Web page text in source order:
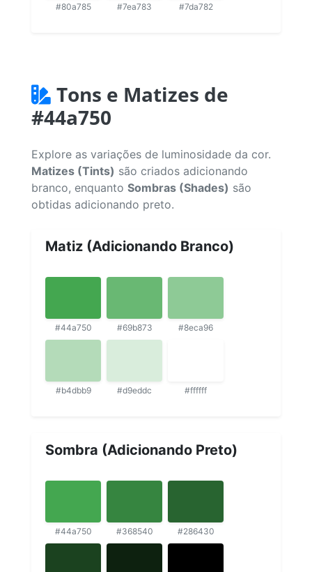
#80a785 #7ea783 #7da782
Tons e Matizes de
#44a750
Explore as variações de luminosidade da cor.
Matizes (Tints) são criados adicionando
branco, enquanto Sombras (Shades) são
obtidas adicionando preto.
Matiz (Adicionando Branco)
#44a750 #69b873 #8eca96
#b4dbb9 #d9eddc #ffffff
Sombra (Adicionando Preto)
#44a750 #368540 #286430